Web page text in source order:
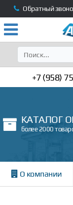
Обратный
+7 (958)
КАТАЛОГ
более 2000
О компании